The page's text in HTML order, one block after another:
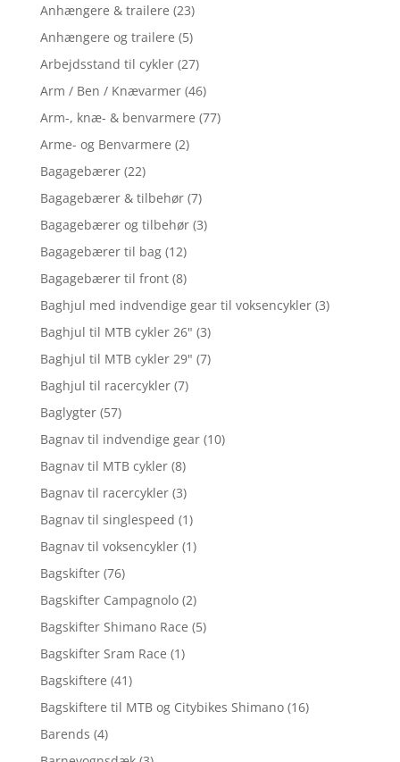
Anhængere & trailere (23)
Anhængere og trailere (5)
Arbejdsstand til cykler (27)
Arm / Ben / Knævarmer (46)
Arm-, knæ- & benvarmere (77)
Arme- og Benvarmere (2)
Bagagebærer (22)
Bagagebærer & tilbehør (7)
Bagagebærer og tilbehør (3)
Bagagebærer til bag (12)
Bagagebærer til front (8)
Baghjul med indvendige gear til voksencykler (3)
Baghjul til MTB cykler 26" (3)
Baghjul til MTB cykler 29" (7)
Baghjul til racercykler (7)
Baglygter (57)
Bagnav til indvendige gear (10)
Bagnav til MTB cykler (8)
Bagnav til racercykler (3)
Bagnav til singlespeed (1)
Bagnav til voksencykler (1)
Bagskifter (76)
Bagskifter Campagnolo (2)
Bagskifter Shimano Race (5)
Bagskifter Sram Race (1)
Bagskiftere (41)
Bagskiftere til MTB og Citybikes Shimano (16)
Barends (4)